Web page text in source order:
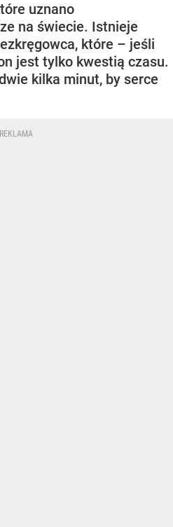
uznano
na świecie. Istnieje
które – jeśli
jest tylko kwestią czasu.
kilka minut, by serce